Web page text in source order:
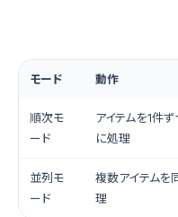
モード 動作
順次モ
ード
アイテムを1件
に処理
並列モ
ード
複数アイテムを
理